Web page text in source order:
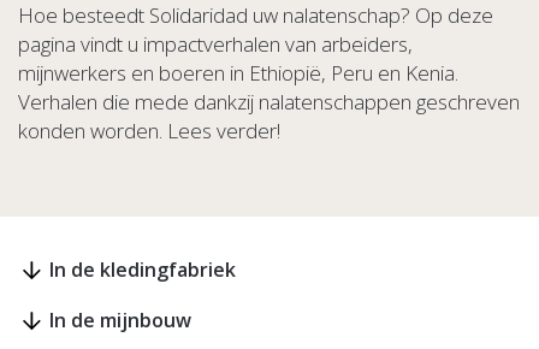
Hoe besteedt Solidaridad uw nalatenschap? Op deze
pagina vindt u impactverhalen van arbeiders,
mijnwerkers en boeren in Ethiopië, Peru en Kenia.
Verhalen die mede dankzij nalatenschappen geschreven
konden worden. Lees verder!
In de kledingfabriek
In de mijnbouw